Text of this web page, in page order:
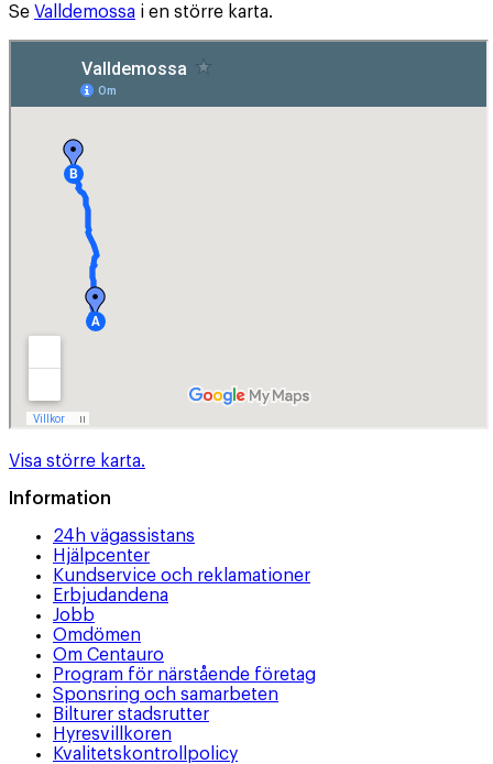
Se Valldemossa i en större karta.
Visa större karta.
Information
24h vägassistans
Hjälpcenter
Kundservice och reklamationer
Erbjudandena
Jobb
Omdömen
Om Centauro
Program för närstående företag
Sponsring och samarbeten
Bilturer stadsrutter
Hyresvillkoren
Kvalitetskontrollpolicy